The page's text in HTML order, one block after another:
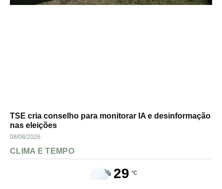
TSE cria conselho para monitorar IA e desinformação
nas eleições
08/08/2026
CLIMA E TEMPO
29 °C